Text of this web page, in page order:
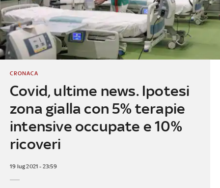
Covid, ultime news. Ipotesi
zona gialla con 5% terapie
intensive occupate e 10%
ricoveri
CRONACA
19 lug 2021 - 23:59